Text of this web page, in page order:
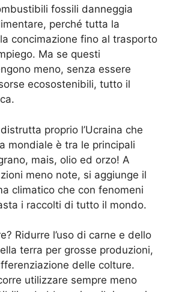
fossili danneggia
perché tutta la
concimazione fino al trasporto
Ma se questi
meno, senza essere
ecosostenibili, tutto il
proprio l’Ucraina che
mondiale è tra le principali
mais, olio ed orzo! A
meno note, si aggiunge il
climatico che con fenomeni
i raccolti di tutto il mondo.
Ridurre l’uso di carne e dello
terra per grosse produzioni,
delle colture.
utilizzare sempre meno